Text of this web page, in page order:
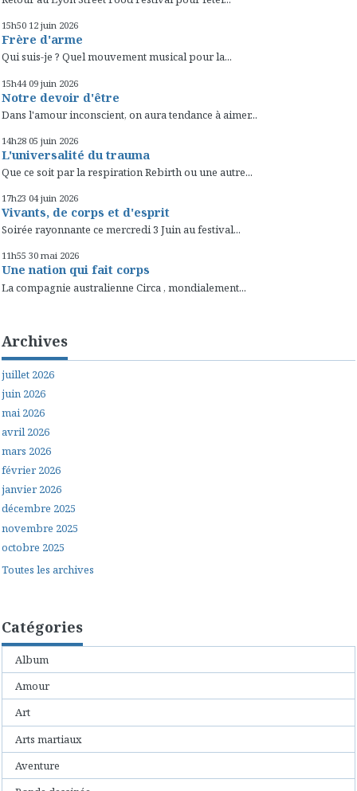
15h50 12 juin 2026
Frère d'arme
Qui suis-je ? Quel mouvement musical pour la...
15h44 09 juin 2026
Notre devoir d'être
Dans l'amour inconscient, on aura tendance à aimer...
14h28 05 juin 2026
L'universalité du trauma
Que ce soit par la respiration Rebirth ou une autre...
17h23 04 juin 2026
Vivants, de corps et d'esprit
Soirée rayonnante ce mercredi 3 Juin au festival...
11h55 30 mai 2026
Une nation qui fait corps
La compagnie australienne Circa , mondialement...
Archives
juillet 2026
juin 2026
mai 2026
avril 2026
mars 2026
février 2026
janvier 2026
décembre 2025
novembre 2025
octobre 2025
Toutes les archives
Catégories
Album
Amour
Art
Arts martiaux
Aventure